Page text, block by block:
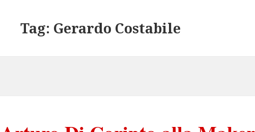
Tag: Gerardo Costabile